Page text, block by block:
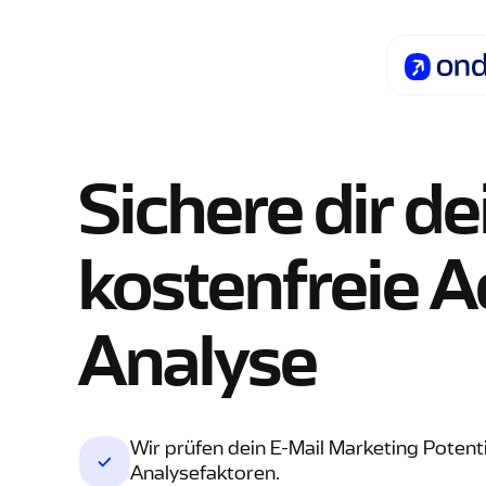
Sichere dir
kostenfreie
Analyse
Wir prüfen dein E-Mail Marketing
Analysefaktoren.